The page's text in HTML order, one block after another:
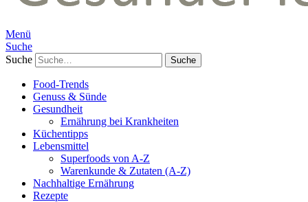
Menü
Suche
Suche
Food-Trends
Genuss & Sünde
Gesundheit
Ernährung bei Krankheiten
Küchentipps
Lebensmittel
Superfoods von A-Z
Warenkunde & Zutaten (A-Z)
Nachhaltige Ernährung
Rezepte